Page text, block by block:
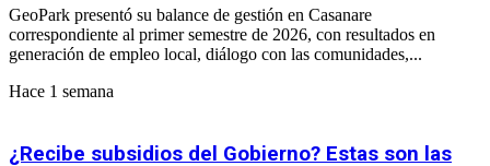
GeoPark presentó su balance de gestión en Casanare
correspondiente al primer semestre de 2026, con resultados en
generación de empleo local, diálogo con las comunidades,...
Hace 1 semana
¿Recibe subsidios del Gobierno? Estas son las